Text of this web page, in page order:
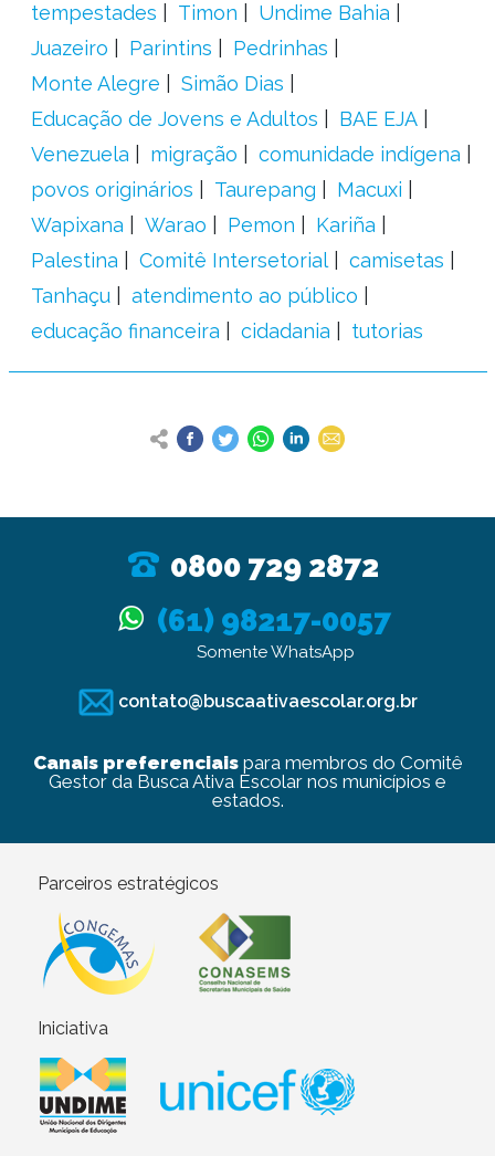
tempestades
Timon
Undime Bahia
Juazeiro
Parintins
Pedrinhas
Monte Alegre
Simão Dias
Educação de Jovens e Adultos
BAE EJA
Venezuela
migração
comunidade indígena
povos originários
Taurepang
Macuxi
Wapixana
Warao Pemon
Kariña
Palestina
Comitê Intersetorial
camisetas
Tanhaçu
atendimento ao público
educação financeira
cidadania tutorias
0800 729 2872
(61) 98217-0057
Somente WhatsApp
contato@buscaativaescolar.org.br
Canais preferenciaispara membros do Comitê
Gestor da Busca Ativa Escolar nos municípios e
estados.
Parceiros estratégicos
Iniciativa